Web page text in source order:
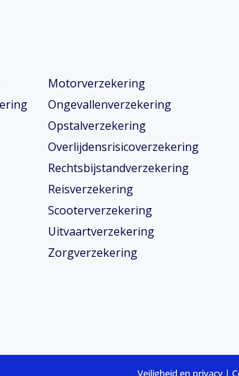
Motorverzekering
Ongevallenverzekering
Opstalverzekering
Overlijdensrisicoverzekering
Rechtsbijstandverzekering
Reisverzekering
Scooterverzekering
Uitvaartverzekering
Zorgverzekering
Veiligheid en privacy |